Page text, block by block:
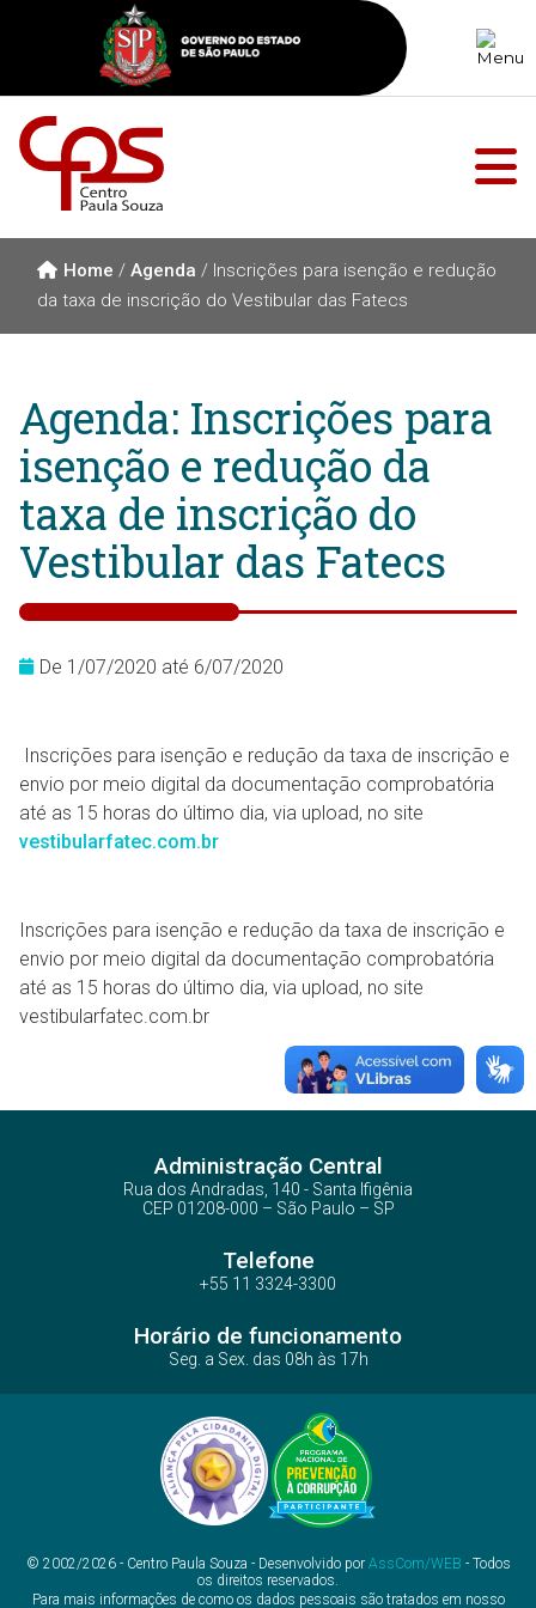
Home / Agenda / Inscrições para isenção e redução
da taxa de inscrição do Vestibular das Fatecs
Agenda: Inscrições para
isenção e redução da
taxa de inscrição do
Vestibular das Fatecs
De 1/07/2020 até 6/07/2020
Inscrições para isenção e redução da taxa de inscrição e
envio por meio digital da documentação comprobatória
até as 15 horas do último dia, via upload, no site
vestibularfatec.com.br
Inscrições para isenção e redução da taxa de inscrição e
envio por meio digital da documentação comprobatória
até as 15 horas do último dia, via upload, no site
vestibularfatec.com.br
Administração Central
Rua dos Andradas, 140 - Santa Ifigênia
CEP 01208-000 – São Paulo – SP
Telefone
+55 11 3324-3300
Horário de funcionamento
Seg. a Sex. das 08h às 17h
© 2002/2026 - Centro Paula Souza - Desenvolvido por AssCom/WEB - Todos
os direitos reservados.
Para mais informações de como os dados pessoais são tratados em nosso